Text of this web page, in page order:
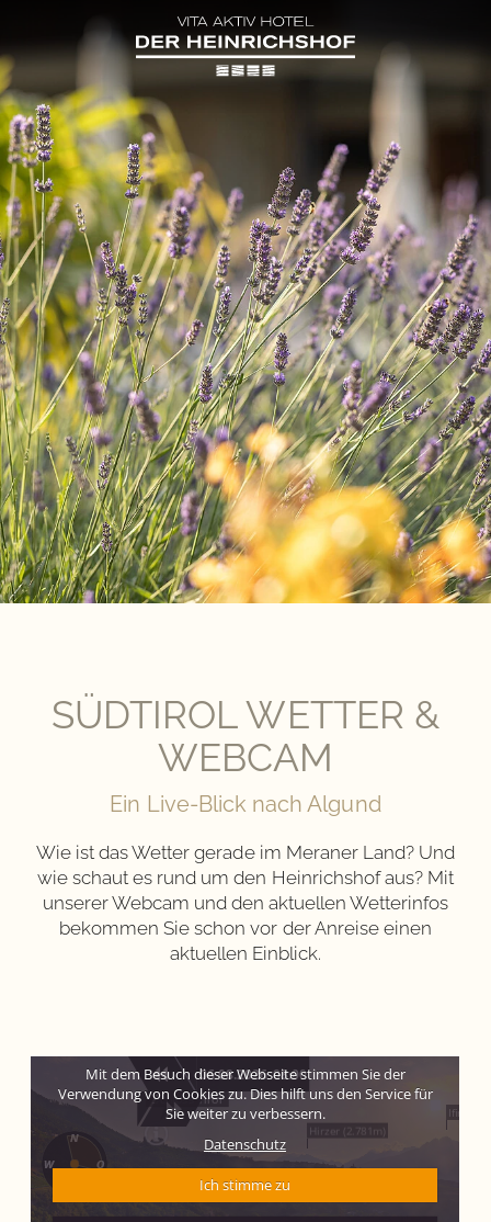
SÜDTIROL WETTER &
WEBCAM
Ein Live-Blick nach Algund
Wie ist das Wetter gerade im Meraner Land? Und
wie schaut es rund um den Heinrichshof aus? Mit
unserer Webcam und den aktuellen Wetterinfos
bekommen Sie schon vor der Anreise einen
aktuellen Einblick.